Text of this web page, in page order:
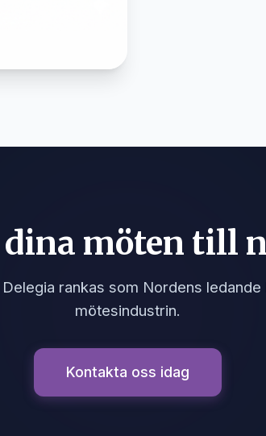
dina möten till
rankas som Nordens
mötesindustrin.
Kontakta oss idag